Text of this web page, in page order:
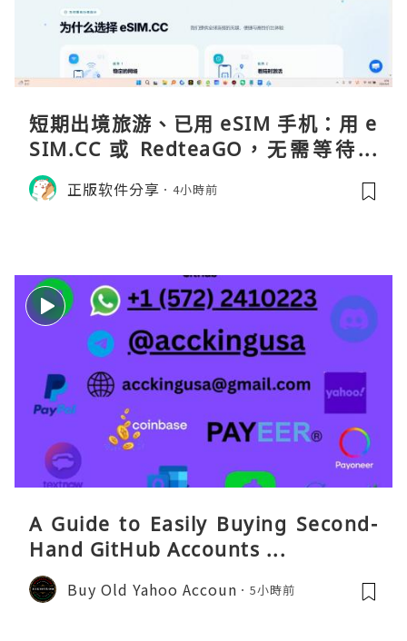
短期出境旅游、已用 eSIM 手机：用 e
SIM.CC 或 RedteaGO，无需等待收
货。需要“当地号码 + 通话短信”（如
打车、外卖、客户联络）：优先 Redt
正版软件分享 4小時前
A Guide to Easily Buying Second-
Hand GitHub Accounts ...
Buy Old Yahoo Accoun 5小時前